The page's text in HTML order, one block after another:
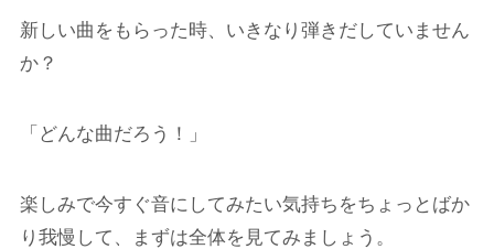
新しい曲をもらった時、いきなり弾きだしていません
か？
「どんな曲だろう！」
楽しみで今すぐ音にしてみたい気持ちをちょっとばか
り我慢して、まずは全体を見てみましょう。